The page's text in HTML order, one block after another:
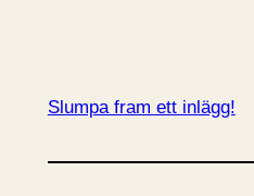
Slumpa fram ett inlägg!